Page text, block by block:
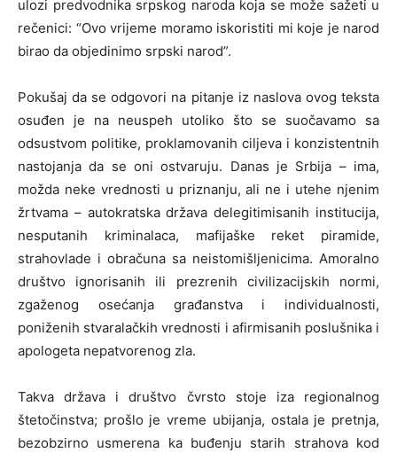
ulozi predvodnika srpskog naroda koja se može sažeti u
rečenici: “Ovo vrijeme moramo iskoristiti mi koje je narod
birao da objedinimo srpski narod”.
Pokušaj da se odgovori na pitanje iz naslova ovog teksta
osuđen je na neuspeh utoliko što se suočavamo sa
odsustvom politike, proklamovanih ciljeva i konzistentnih
nastojanja da se oni ostvaruju. Danas je Srbija – ima,
možda neke vrednosti u priznanju, ali ne i utehe njenim
žrtvama – autokratska država delegitimisanih institucija,
nesputanih kriminalaca, mafijaške reket piramide,
strahovlade i obračuna sa neistomišljenicima. Amoralno
društvo ignorisanih ili prezrenih civilizacijskih normi,
zgaženog osećanja građanstva i individualnosti,
poniženih stvaralačkih vrednosti i afirmisanih poslušnika i
apologeta nepatvorenog zla.
Takva država i društvo čvrsto stoje iza regionalnog
štetočinstva; prošlo je vreme ubijanja, ostala je pretnja,
bezobzirno usmerena ka buđenju starih strahova kod